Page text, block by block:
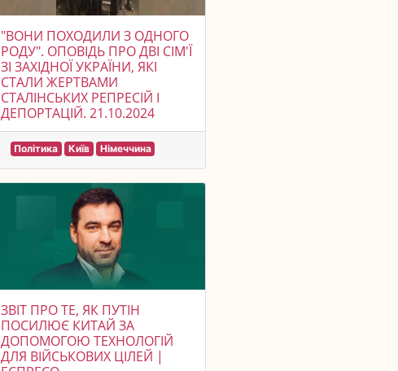
"ВОНИ ПОХОДИЛИ З ОДНОГО
РОДУ". ОПОВІДЬ ПРО ДВІ СІМ'Ї
ЗІ ЗАХІДНОЇ УКРАЇНИ, ЯКІ
СТАЛИ ЖЕРТВАМИ
СТАЛІНСЬКИХ РЕПРЕСІЙ І
ДЕПОРТАЦІЙ. 21.10.2024
Політика Київ Німеччина
ЗВІТ ПРО ТЕ, ЯК ПУТІН
ПОСИЛЮЄ КИТАЙ ЗА
ДОПОМОГОЮ ТЕХНОЛОГІЙ
ДЛЯ ВІЙСЬКОВИХ ЦІЛЕЙ |